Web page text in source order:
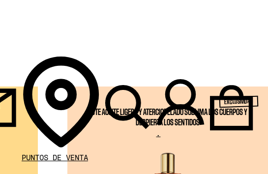
PUNTOS DE VENTA
.
EXCLUSIVIDAD
ESTE ACEITE LIGERO Y ATERCIOPELADO SUBLIMA LOS CUERPOS Y
DESPIERTA LOS SENTIDOS